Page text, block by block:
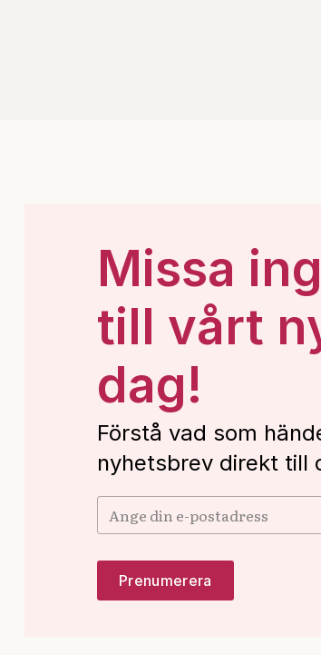
Missa
till vårt
dag!
Förstå vad som
nyhetsbrev direkt till